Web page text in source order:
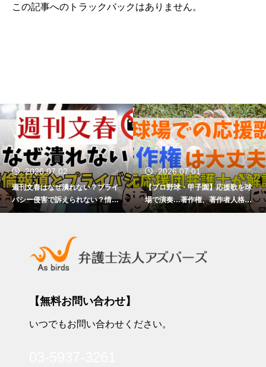
この記事へのトラックバックはありません。
2026.07.02
週刊文春はなぜ潰れない？プライ
バシー侵害で訴えられない？情報
提供者の責任は？
2026.07.01
【プロ野球・甲子園】応援歌を球
場で演奏…著作権、著作者人格権
を侵害しない？
【無料お問い合わせ】
いつでもお問い合わせください。